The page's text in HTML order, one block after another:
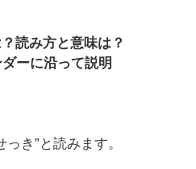
読み方と意味は？
ーに沿って説明
き”と読みます。